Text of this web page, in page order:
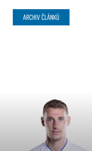
ARCHIV ČLÁNKŮ